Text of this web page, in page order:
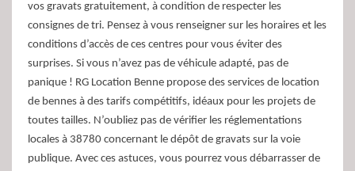
vos gravats gratuitement, à condition de respecter les
consignes de tri. Pensez à vous renseigner sur les horaires et les
conditions d’accès de ces centres pour vous éviter des
surprises. Si vous n’avez pas de véhicule adapté, pas de
panique ! RG Location Benne propose des services de location
de bennes à des tarifs compétitifs, idéaux pour les projets de
toutes tailles. N’oubliez pas de vérifier les réglementations
locales à 38780 concernant le dépôt de gravats sur la voie
publique. Avec ces astuces, vous pourrez vous débarrasser de